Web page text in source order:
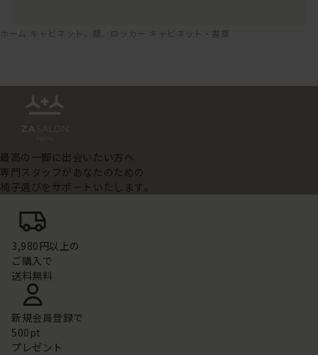
ホーム キャビネット、棚、ロッカー キャビネット・書庫
最高の一脚に出会いたい方へ
専門スタッフがあなたのための
椅子選びをサポートいたします。
3,980円以上の
ご購入で
送料無料
新規会員登録で
500pt
プレゼント